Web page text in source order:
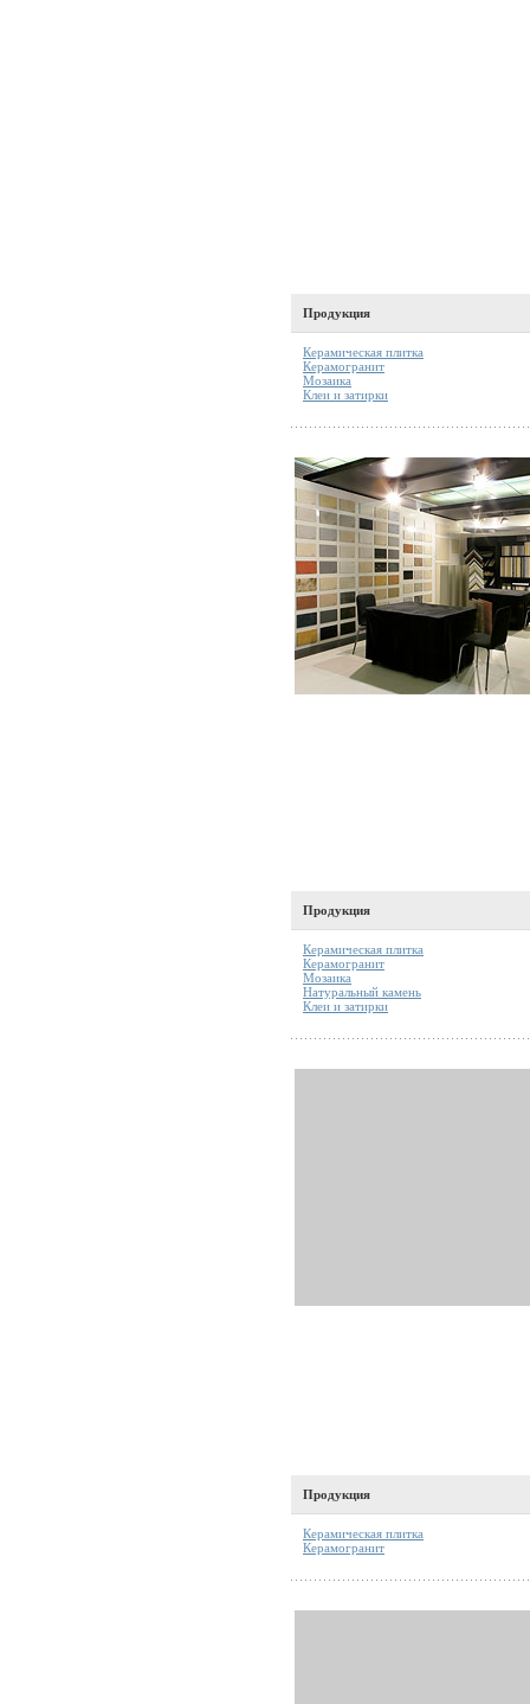
Продукция
Керамическая плитка
Керамогранит
Мозаика
Клеи и затирки
Продукция
Керамическая плитка
Керамогранит
Мозаика
Натуральный камень
Клеи и затирки
Продукция
Керамическая плитка
Керамогранит